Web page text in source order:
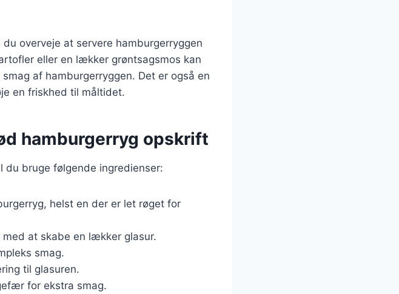
overveje at servere hamburgerryggen
eller en lækker grøntsagsmos kan
af hamburgerryggen. Det er også en
en friskhed til måltidet.
hamburgerryg opskrift
du bruge følgende ingredienser:
helst en der er let røget for
at skabe en lækker glasur.
smag.
til glasuren.
for ekstra smag.